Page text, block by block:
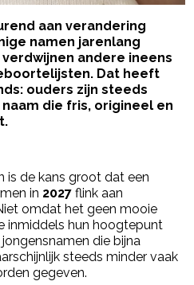
aan verandering
namen jarenlang
andere ineens
Dat heeft
ouders zijn steeds
die fris, origineel en
is de kans groot dat een
in 2027 flink aan
omdat het geen mooie
inmiddels hun hoogtepunt
die bijna
steeds minder vaak
gegeven.